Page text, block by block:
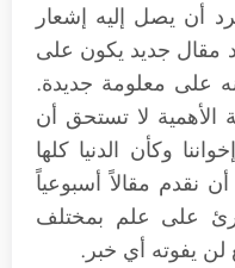
أن يصل إليه إشعار
مقال جديد يكون على
على معلومة جديدة.
الأهمية لا تستحق أن
وكأن الدنيا كلها
نقدم مقالاً أسبوعياً
على علم بمختلف
لن يفوته أي خبر.